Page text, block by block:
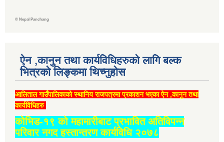
© Nepal Panchang
ऐन ,कानुन तथा कार्यविधिहरुको लागि बल्क
भित्रको लिङ्कमा थिच्‍नुहोस
आलिताल गाउँपालिकाको स्थानिय राजपत्रमा प्रकाशन भएका ऐन ,कानुन तथा
कार्यविधिहरु
कोभिड-१९ को महामारीबाट प्रभावित अतिविपन्न
परिवार नगद हस्तान्तरण कार्यविधि २०७८